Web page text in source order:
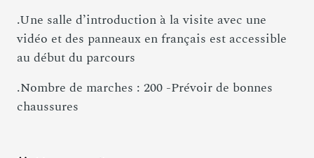
.Une salle d’introduction à la visite avec une
vidéo et des panneaux en français est accessible
au début du parcours
.Nombre de marches : 200 -Prévoir de bonnes
chaussures